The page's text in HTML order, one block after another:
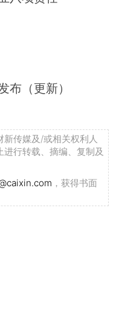
布（更新）
传媒及/或相关权利人
行转载、摘编、复制及
，获得书面